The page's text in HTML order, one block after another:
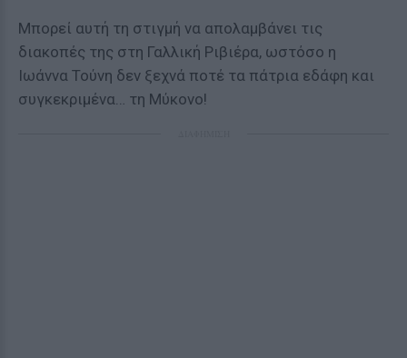
Μπορεί αυτή τη στιγμή να απολαμβάνει τις
διακοπές της στη Γαλλική Ριβιέρα, ωστόσο η
Ιωάννα Τούνη δεν ξεχνά ποτέ τα πάτρια εδάφη και
συγκεκριμένα… τη Μύκονο!